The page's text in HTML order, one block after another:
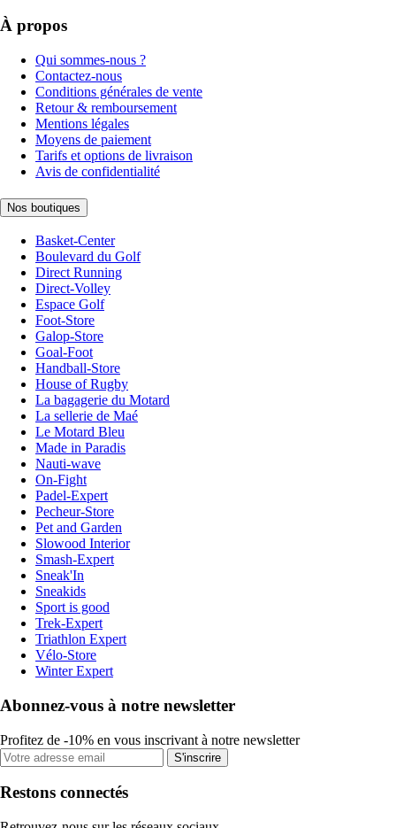
À propos
Qui sommes-nous ?
Contactez-nous
Conditions générales de vente
Retour & remboursement
Mentions légales
Moyens de paiement
Tarifs et options de livraison
Avis de confidentialité
Nos boutiques
Basket-Center
Boulevard du Golf
Direct Running
Direct-Volley
Espace Golf
Foot-Store
Galop-Store
Goal-Foot
Handball-Store
House of Rugby
La bagagerie du Motard
La sellerie de Maé
Le Motard Bleu
Made in Paradis
Nauti-wave
On-Fight
Padel-Expert
Pecheur-Store
Pet and Garden
Slowood Interior
Smash-Expert
Sneak'In
Sneakids
Sport is good
Trek-Expert
Triathlon Expert
Vélo-Store
Winter Expert
Abonnez-vous à notre newsletter
Profitez de -10% en vous inscrivant à notre newsletter
S'inscrire
Restons connectés